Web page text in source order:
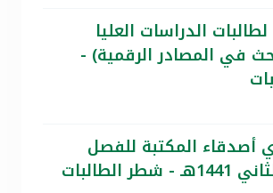
الدراسات العليا
في المصادر الرقمية) -
أصدقاء المكتبة للفصل
الطالبات